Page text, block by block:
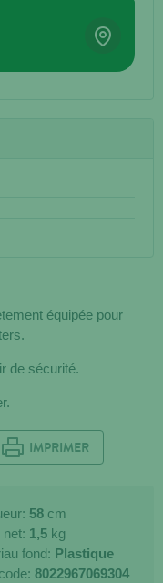
équipée pour
de sécurité.
IMPRIMER
58 cm
net: 1,5 kg
fond: Plastique
8022967069304